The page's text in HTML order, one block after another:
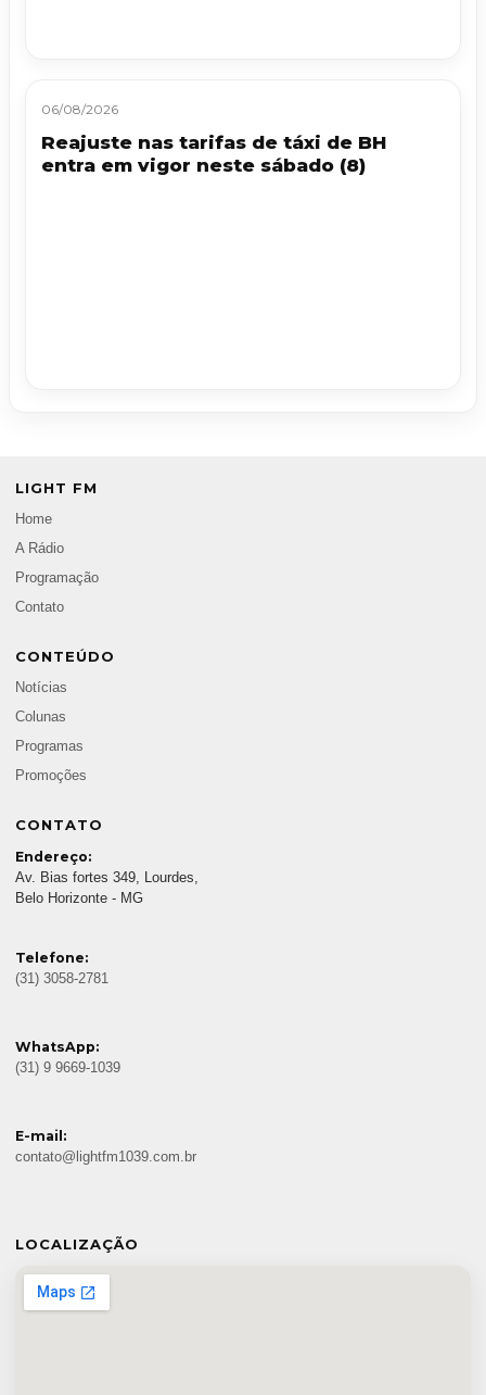
06/08/2026
Reajuste nas tarifas de táxi de BH
entra em vigor neste sábado (8)
LIGHT FM
Home
A Rádio
Programação
Contato
CONTEÚDO
Notícias
Colunas
Programas
Promoções
CONTATO
Endereço:
Av. Bias fortes 349, Lourdes,
Belo Horizonte - MG
Telefone:
(31) 3058-2781
WhatsApp:
(31) 9 9669-1039
E-mail:
contato@lightfm1039.com.br
LOCALIZAÇÃO